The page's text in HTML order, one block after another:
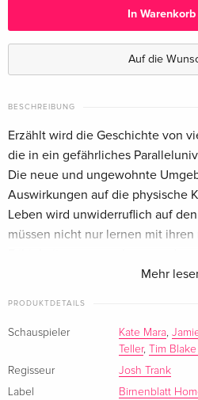
Cover A, Limited Edition, Mediabook,
Cover B, Limited Edition, Mediabook,
Deutsch
Cover C, Limited Edition, Mediabook,
HD + Blu-ray
4K Ultra HD + Blu-ray
In
Auf die
BESCHREIBUNG
Mehr
Erzählt wird die Geschichte von
die in ein gefährliches
Die neue und ungewohnte
Auswirkungen auf die physische
Leben wird unwiderruflich auf
müssen nicht nur lernen mit
kämpfen, um die Welt vor einem
PRODUKTDETAILS
Schauspieler Kate Mara,
Teller, Tim
Regisseur
Josh Trank
Label
Birnenblatt